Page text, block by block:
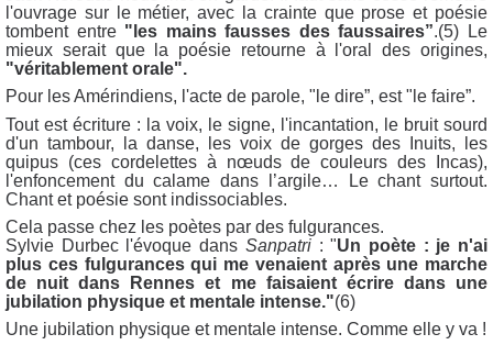
l'ouvrage sur le métier, avec la crainte que prose et poésie
tombent entre "les mains fausses des faussaires”.(5) Le
mieux serait que la poésie retourne à l'oral des origines,
"véritablement orale".
Pour les Amérindiens, l'acte de parole, "le dire”, est "le faire”.
Tout est écriture : la voix, le signe, l'incantation, le bruit sourd
d'un tambour, la danse, les voix de gorges des Inuits, les
quipus (ces cordelettes à nœuds de couleurs des Incas),
l'enfoncement du calame dans l’argile… Le chant surtout.
Chant et poésie sont indissociables.
Cela passe chez les poètes par des fulgurances.
Sylvie Durbec l'évoque dans Sanpatri: "Un poète : je n'ai
plus ces fulgurances qui me venaient après une marche
de nuit dans Rennes et me faisaient écrire dans une
jubilation physique et mentale intense."(6)
Une jubilation physique et mentale intense. Comme elle y va !